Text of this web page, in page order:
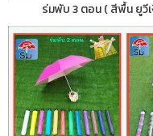
ร่มพับ 3 ตอน ( สีพื้น ยูวี